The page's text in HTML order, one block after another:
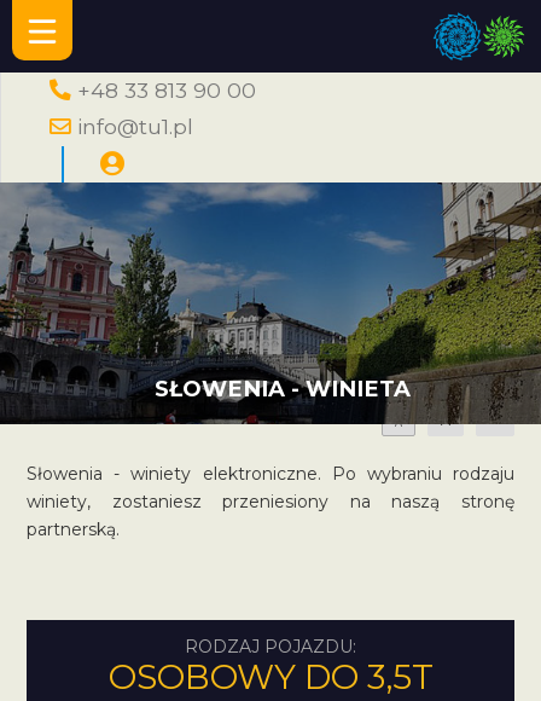
+48 33 813 90 00
info@tu1.pl
SŁOWENIA - WINIETA
A A A
Słowenia - winiety elektroniczne. Po wybraniu rodzaju
winiety, zostaniesz przeniesiony na naszą stronę
partnerską.
RODZAJ POJAZDU:
OSOBOWY DO 3,5T